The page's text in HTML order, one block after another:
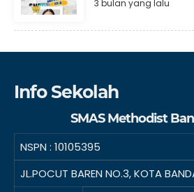
3 bulan yang lalu
Info Sekolah
SMAS Methodist
NSPN : 10105395
JL.POCUT BAREN NO.3, KOTA